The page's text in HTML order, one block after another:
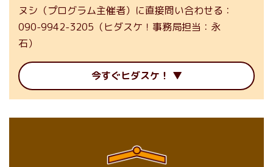
ヌシ（プログラム主催者）に直接問い合わせる
090-9942-3205（ヒダスケ！事務局担当：永
石）
今すぐヒダスケ！